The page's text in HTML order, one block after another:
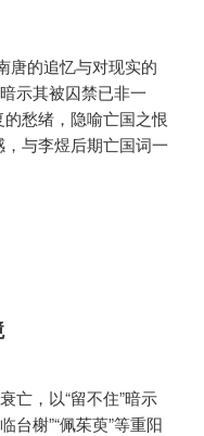
唐的追忆与对现实的
示其被囚禁已非一
的愁绪，隐喻亡国之恨
，与李煜后期亡国词一
亡，以“留不住”暗示
台榭”“佩茱萸”等重阳